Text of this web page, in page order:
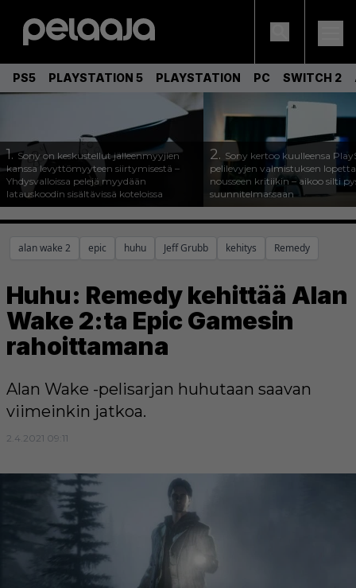
PS5 PLAYSTATION 5 PLAYSTATION PC SWITCH 2
1.Sony on keskustellut jälleenmyyjien
kanssa levyttömyyteen siirtymisestä –
Yhdysvalloissa pelejä myydään
latauskoodin sisältävissä koteloissa
2. Sony kertoo kuulleensa
pelilevyjen valmistuksen
nousseen kritiikin – aikoo silti
suunnitelmassaan
alan wake 2 epic huhu Jeff Grubb kehitys Remedy
Huhu: Remedy kehittää Alan
Wake 2:ta Epic Gamesin
rahoittamana
Alan Wake -pelisarjan huhutaan saavan
viimeinkin jatkoa.
2.4.2021 09:11